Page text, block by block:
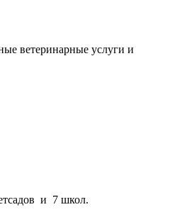
ветеринарные услуги и
и 7 школ.